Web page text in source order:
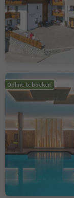
Online te boeken